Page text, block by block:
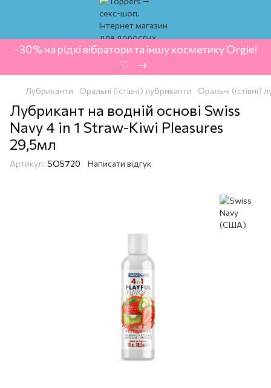
-30% на рідкі вібратори та іншу косметику Orgie!
‍ ♡ ‍ → ‍
Лубриканти Оральні (їстівні) лубриканти Оральні
Лубрикант на водній основі Swiss
Navy 4 in 1 Straw-Kiwi Pleasures
29,5мл
Артикул: SO5720 Написати відгук